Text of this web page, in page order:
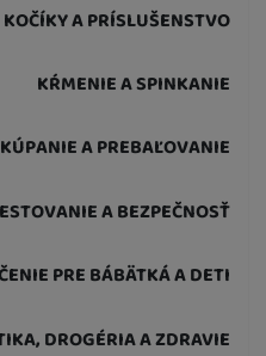
KOČÍKY A PRÍSLUŠENSTVO
KŔMENIE A SPINKANIE
KÚPANIE A PREBAĽOVANIE
A BEZPEČNOSŤ
PRE BÁBÄTKÁ A DETI
DROGÉRIA A ZDRAVIE